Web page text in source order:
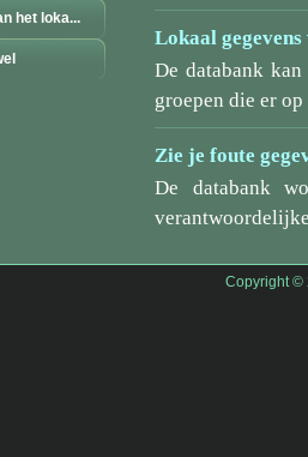
het loka...
Lokaal
De databank
groepen die er
Zie je foute
De databank
Copyright ©